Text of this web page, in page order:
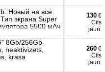
Новый на все
экрана Super
5500 мАч
130 €
Cits
jaun.
8Gb/256Gb-
neaktivizets,
krasa
260 €
Cits
jaun.